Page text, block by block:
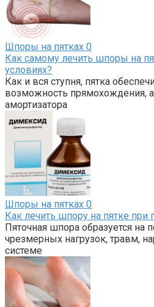
Шпоры на пятках 0
Как самому лечить шпоры на
условиях?
Как и вся ступня, пятка
возможность прямохождения,
амортизатора
Шпоры на пятках 0
Как лечить шпору на пятке
Пяточная шпора образуется на
чрезмерных нагрузок, травм,
системе